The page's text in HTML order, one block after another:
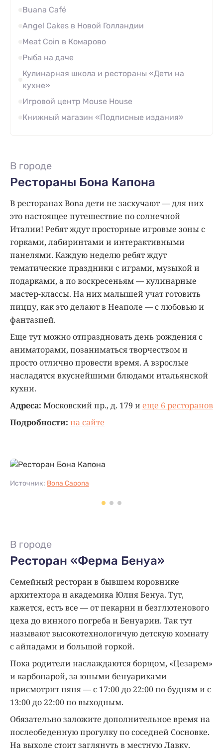
Buana Café
Angel Сakes в Новой Голландии
Meat Coin в Комарово
Рыба на даче
Кулинарная школа и рестораны «Дети на
кухне»
Игровой центр Mouse House
Книжный магазин «Подписные издания»
В городе
Рестораны Бона Капона
В ресторанах Bona дети не заскучают — для них
это настоящее путешествие по солнечной
Италии! Ребят ждут просторные игровые зоны с
горками, лабиринтами и интерактивными
панелями. Каждую неделю ребят ждут
тематические праздники с играми, музыкой и
подарками, а по воскресеньям — кулинарные
мастер-классы. На них малышей учат готовить
пиццу, как это делают в Неаполе — с любовью и
фантазией.
Еще тут можно отпраздновать день рождения с
аниматорами, позаниматься творчеством и
просто отлично провести время. А взрослые
насладятся вкуснейшими блюдами итальянской
кухни.
Адреса: Московский пр., д. 179 и еще 6 ресторанов
Подробности: на сайте
Источник: Bona Capona
В городе
Ресторан «Ферма Бенуа»
Семейный ресторан в бывшем коровнике
архитектора и академика Юлия Бенуа. Тут,
кажется, есть все — от пекарни и безглютенового
цеха до винного погреба и Бенуарии. Так тут
называют высокотехнологичую детскую комнату
с айпадами и большой горкой.
Пока родители наслаждаются борщом, «Цезарем»
и карбонарой, за юными бенуариками
присмотрит няня — с 17:00 до 22:00 по будням и с
13:00 до 22:00 по выходным.
Обязательно заложите дополнительное время на
послеобеденную прогулку по соседней Сосновке.
На выходе стоит заглянуть в местную Лавку,